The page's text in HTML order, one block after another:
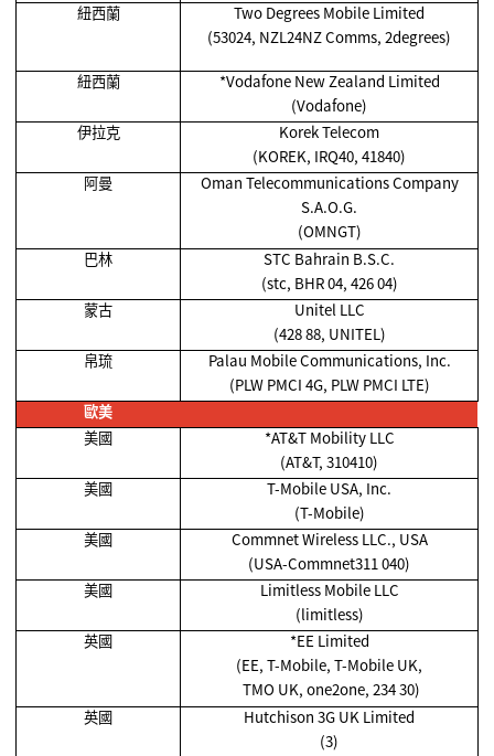
紐西蘭
Two Degrees Mobile Limited
(53024, NZL24NZ Comms, 2degrees)
紐西蘭
*Vodafone New Zealand Limited
(Vodafone)
伊拉克
Korek Telecom
(KOREK, IRQ40, 41840)
阿曼
Oman Telecommunications Company
S.A.O.G.
(OMNGT)
巴林
STC Bahrain B.S.C.
(stc, BHR 04, 426 04)
蒙古
Unitel LLC
(428 88, UNITEL)
帛琉
Palau Mobile Communications, Inc.
(PLW PMCI 4G, PLW PMCI LTE)
歐美
美國
*AT&T Mobility LLC
(AT&T, 310410)
美國
T-Mobile USA, Inc.
(T-Mobile)
美國
Commnet Wireless LLC., USA
(USA-Commnet311 040)
美國
Limitless Mobile LLC
(limitless)
英國
*EE Limited
(EE, T-Mobile, T-Mobile UK,
TMO UK, one2one, 234 30)
英國
Hutchison 3G UK Limited
(3)